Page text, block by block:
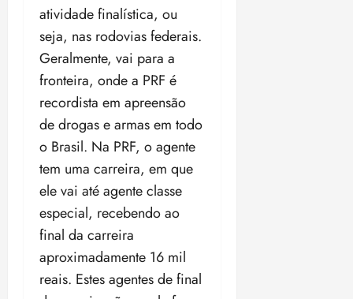
atividade finalística, ou
seja, nas rodovias federais.
Geralmente, vai para a
fronteira, onde a PRF é
recordista em apreensão
de drogas e armas em todo
o Brasil. Na PRF, o agente
tem uma carreira, em que
ele vai até agente classe
especial, recebendo ao
final da carreira
aproximadamente 16 mil
reais. Estes agentes de final